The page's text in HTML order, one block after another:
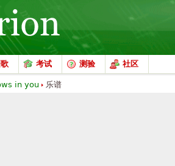
考试 测验 社区
in you 乐谱